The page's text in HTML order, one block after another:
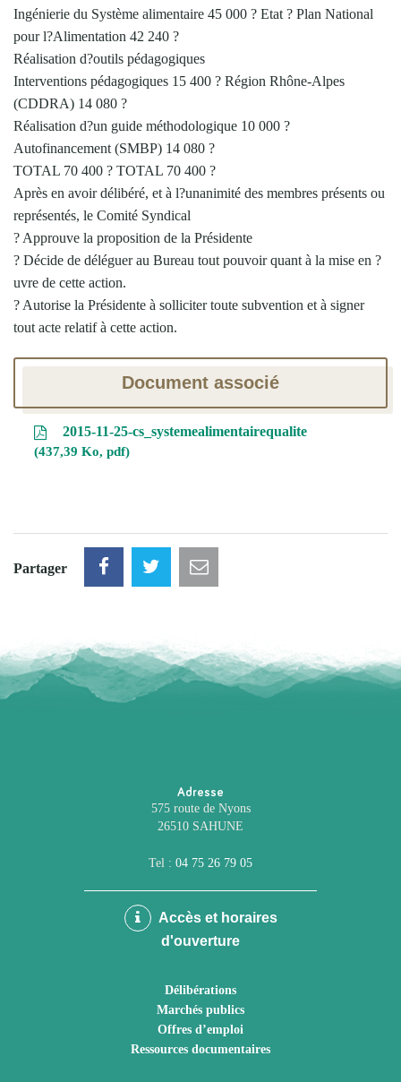
Ingénierie du Système alimentaire 45 000 ? Etat ? Plan National
pour l?Alimentation 42 240 ?
Réalisation d?outils pédagogiques
Interventions pédagogiques 15 400 ? Région Rhône-Alpes
(CDDRA) 14 080 ?
Réalisation d?un guide méthodologique 10 000 ?
Autofinancement (SMBP) 14 080 ?
TOTAL 70 400 ? TOTAL 70 400 ?
Après en avoir délibéré, et à l?unanimité des membres présents ou
représentés, le Comité Syndical
? Approuve la proposition de la Présidente
? Décide de déléguer au Bureau tout pouvoir quant à la mise en ?
uvre de cette action.
? Autorise la Présidente à solliciter toute subvention et à signer
tout acte relatif à cette action.
Document associé
2015-11-25-cs_systemealimentairequalite
437,39 Ko, pdf
Partager
Adresse
575 route de Nyons
26510 SAHUNE
Tel : 04 75 26 79 05
Accès et horaires
d'ouverture
Délibérations
Marchés publics
Offres d’emploi
Ressources documentaires